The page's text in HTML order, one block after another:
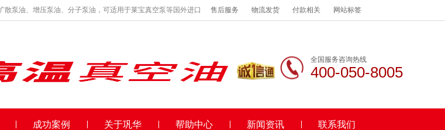
泵油、增压泵油、分子泵油，可适用于莱宝真空泵等国外进口 售后服务 物流发货 付款相关 网站标签
全国服务咨询热线
400-050-8005
成功案例 关于巩华 帮助中心 新闻资讯 联系我们